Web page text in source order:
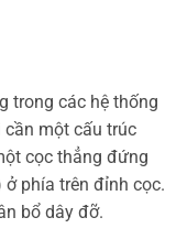
trong các hệ thống
một cấu trúc
cọc thẳng đứng
phía trên đỉnh cọc.
bổ dây đỡ.